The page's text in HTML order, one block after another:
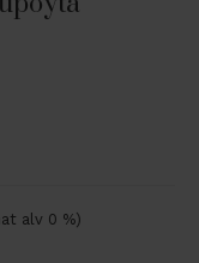
alv 0 %)